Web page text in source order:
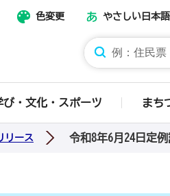
須烏山市ホームページ
色変更 やさしい日本語
び・文化・スポーツ まち
リース 令和8年6月24日定